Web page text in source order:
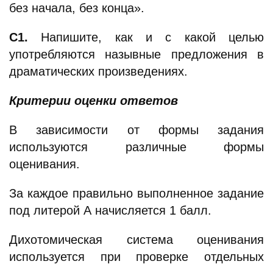
без начала, без конца».
С1. Напишите, как и с какой целью
употребляются назывные предложения в
драматических произведениях.
Критерии оценки ответов
В зависимости от формы задания
используются различные формы
оценивания.
За каждое правильно выполненное задание
под литерой А начисляется 1 балл.
Дихотомическая система оценивания
используется при проверке отдельных